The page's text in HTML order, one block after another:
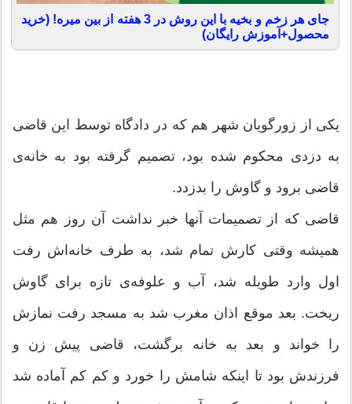
جای هر زخم و بخیه با این روش در 3 هفته از بین میره! (خرید
محصول+آموزش رایگان)
یكی از زورگویان شهر هم كه در دادگاه توسط این قاضی
به دزدی محكوم شده بود، تصمیم گرفته بود به خانه‌ی
قاضی برود و گاوش را بدزدد.
قاضی كه از تصمیمات آنها خبر نداشت آن روز هم مثل
همیشه وقتی كارش تمام شد، به طرف خانه‌اش رفت
اول وارد طویله شد، آب و علوفه‌ی تازه برای گاوش
ریخت. بعد موقع اذان مغرب شد به مسجد رفت نمازش
را خواند و بعد به خانه برگشت، قاضی پیش زن و
فرزندش بود تا اینكه شامش را خورد و كم كم آماده شد